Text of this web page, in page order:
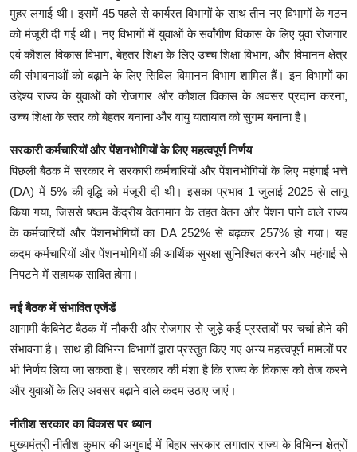
मुहर लगाई थी। इसमें 45 पहले से कार्यरत विभागों के साथ तीन नए विभागों के गठन
को मंजूरी दी गई थी। नए विभागों में युवाओं के सर्वांगीण विकास के लिए युवा रोजगार
एवं कौशल विकास विभाग, बेहतर शिक्षा के लिए उच्च शिक्षा विभाग, और विमानन क्षेत्र
की संभावनाओं को बढ़ाने के लिए सिविल विमानन विभाग शामिल हैं। इन विभागों का
उद्देश्य राज्य के युवाओं को रोजगार और कौशल विकास के अवसर प्रदान करना,
उच्च शिक्षा के स्तर को बेहतर बनाना और वायु यातायात को सुगम बनाना है।
सरकारी कर्मचारियों और पेंशनभोगियों के लिए महत्वपूर्ण निर्णय
पिछली बैठक में सरकार ने सरकारी कर्मचारियों और पेंशनभोगियों के लिए महंगाई भत्ते
(DA) में 5% की वृद्धि को मंजूरी दी थी। इसका प्रभाव 1 जुलाई 2025 से लागू
किया गया, जिससे षष्ठम केंद्रीय वेतनमान के तहत वेतन और पेंशन पाने वाले राज्य
के कर्मचारियों और पेंशनभोगियों का DA 252% से बढ़कर 257% हो गया। यह
कदम कर्मचारियों और पेंशनभोगियों की आर्थिक सुरक्षा सुनिश्चित करने और महंगाई से
निपटने में सहायक साबित होगा।
नई बैठक में संभावित एजेंडें
आगामी कैबिनेट बैठक में नौकरी और रोजगार से जुड़े कई प्रस्तावों पर चर्चा होने की
संभावना है। साथ ही विभिन्न विभागों द्वारा प्रस्तुत किए गए अन्य महत्त्वपूर्ण मामलों पर
भी निर्णय लिया जा सकता है। सरकार की मंशा है कि राज्य के विकास को तेज करने
और युवाओं के लिए अवसर बढ़ाने वाले कदम उठाए जाएं।
नीतीश सरकार का विकास पर ध्यान
मुख्यमंत्री नीतीश कुमार की अगुवाई में बिहार सरकार लगातार राज्य के विभिन्न क्षेत्रों